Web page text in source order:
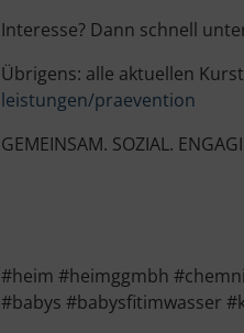
Interesse? Dann schnell
Übrigens: alle aktuellen
leistungen/praevention
GEMEINSAM. SOZIAL.
#heim #heimggmbh
#babys #babysfitimwasser